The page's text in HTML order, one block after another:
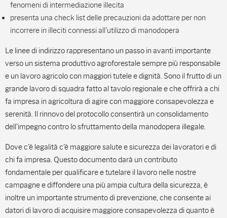
fenomeni di intermediazione illecita
presenta una check list delle precauzioni da adottare per non
incorrere in illeciti connessi all’utilizzo di manodopera
Le linee di indirizzo rappresentano un passo in avanti importante
verso un sistema produttivo agroforestale sempre più responsabile
e un lavoro agricolo con maggiori tutele e dignità. Sono il frutto di un
grande lavoro di squadra fatto al tavolo regionale e che offrirà a chi
fa impresa in agricoltura di agire con maggiore consapevolezza e
serenità. Il rinnovo del protocollo consentirà un consolidamento
dell'impegno contro lo sfruttamento della manodopera illegale.
Dove c'è legalità c'è maggiore salute e sicurezza dei lavoratori e di
chi fa impresa. Questo documento darà un contributo
fondamentale per qualificare e tutelare il lavoro nelle nostre
campagne e diffondere una più ampia cultura della sicurezza, è
inoltre un importante strumento di prevenzione, che consente ai
datori di lavoro di acquisire maggiore consapevolezza di quanto è